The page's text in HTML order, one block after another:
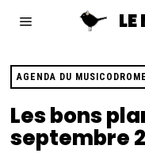
AGENDA DU MUSICODROME
Les bons
septembre